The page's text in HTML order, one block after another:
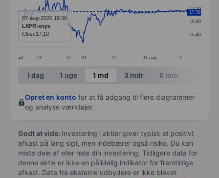
Line chart with 281 data points.
The chart has 1 X axis displaying categories.
The chart has 1 Y axis displaying values. Data ranges
jul 13 17 21 27 31 aug 7
16,40
16,80
17,20
17,09
07-aug-2026 19:30
LXFR:xnys
Close17,10
End of interactive chart.
I dag 1 uge 1 md 3 mdr 6 mdr
Opret en konto for at få adgang til flere diagrammer
og analyse værktøjer.
Godt at vide: Investering i aktier giver typisk et positivt
afkast på lang sigt, men indebærer også risiko. Du kan
miste dele af eller hele din investering. Tidligere data for
denne aktie er ikke en pålidelig indikator for fremtidige
afkast. Data fra eksterne udbydere er ikke blevet